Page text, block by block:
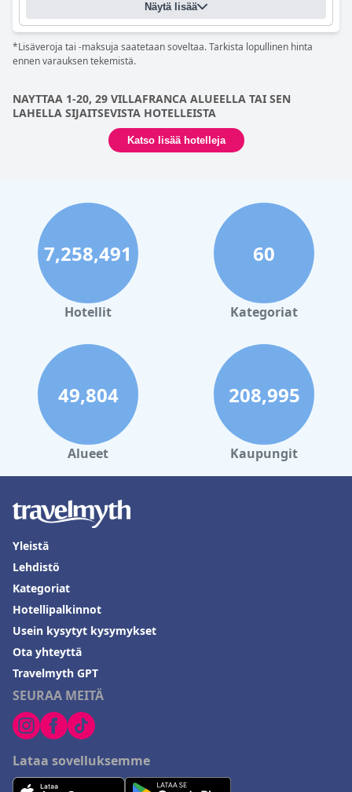
Näytä lisää
*Lisäveroja tai -maksuja saatetaan soveltaa. Tarkista lopullinen hinta
ennen varauksen tekemistä.
NAYTTAA 1-20, 29 VILLAFRANCA ALUEELLA TAI SEN
LAHELLA SIJAITSEVISTA HOTELLEISTA
Katso lisää hotelleja
7,258,491
Hotellit
60
Kategoriat
49,804
Alueet
208,995
Kaupungit
SEURAA MEITÄ
Lataa sovelluksemme
Yleistä
Lehdistö
Kategoriat
Hotellipalkinnot
Usein kysytyt kysymykset
Ota yhteyttä
Travelmyth GPT